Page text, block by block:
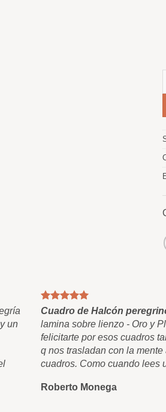
un
Cuadro de Halcón
lamina sobre lienzo - Oro y
felicitarte por esos cuadros
q nos trasladan con la
cuadros. Como cuando lees
Roberto Monega